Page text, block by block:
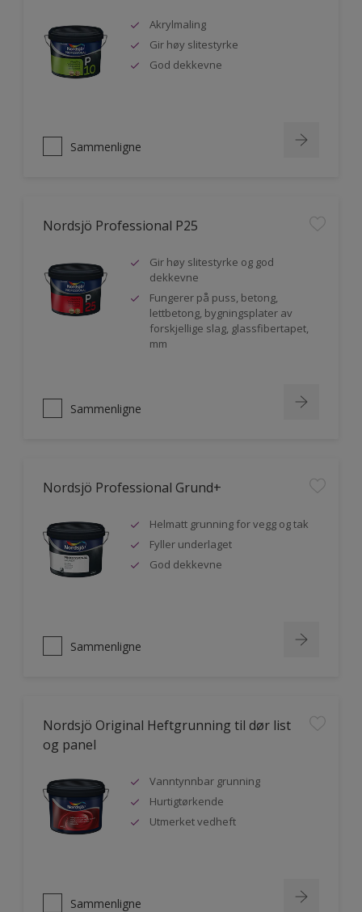
Akrylmaling
Gir høy slitestyrke
God dekkevne
Sammenligne
Nordsjö Professional P25
Gir høy slitestyrke og god
dekkevne
Fungerer på puss, betong,
lettbetong, bygningsplater av
forskjellige slag, glassfibertapet,
mm
Sammenligne
Nordsjö Professional Grund+
Helmatt grunning for vegg og tak
Fyller underlaget
God dekkevne
Sammenligne
Nordsjö Original Heftgrunning til dør list
og panel
Vanntynnbar grunning
Hurtigtørkende
Utmerket vedheft
Sammenligne